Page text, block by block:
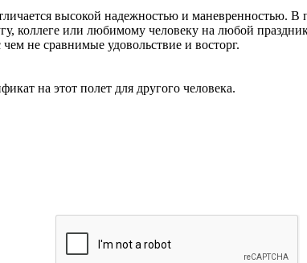
высокой надежностью и маневренностью.
коллеге или любимому человеку на любой
не сравнимые удовольствие и восторг.
на этот полет для другого человека.